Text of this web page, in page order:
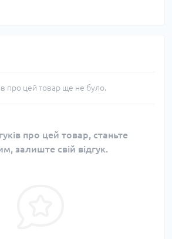
про цей товар ще не було.
про цей товар, станьте
залиште свій відгук.